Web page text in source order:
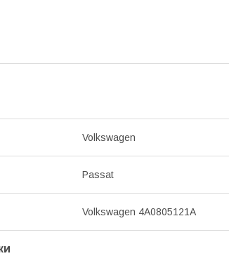
Volkswagen
Passat
Volkswagen 4A0805121A